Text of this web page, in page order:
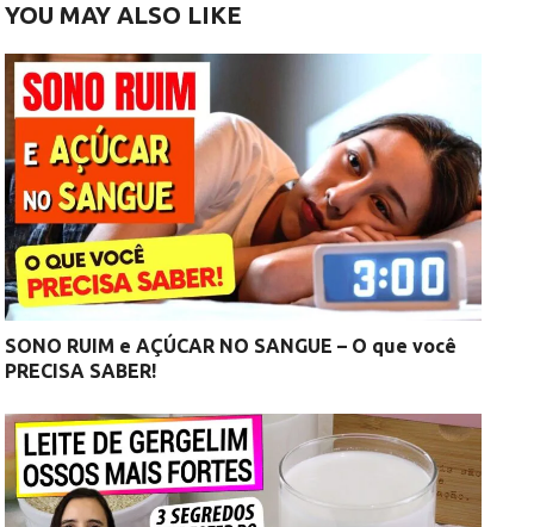
YOU MAY ALSO LIKE
SONO RUIM e AÇÚCAR NO SANGUE – O que você
PRECISA SABER!